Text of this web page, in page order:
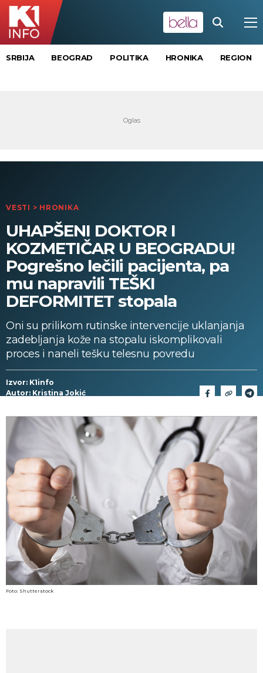
SRBIJA BEOGRAD POLITIKA HRONIKA REGION
VESTI > HRONIKA
UHAPŠENI DOKTOR I
KOZMETIČAR U BEOGRADU!
Pogrešno lečili pacijenta, pa
mu napravili TEŠKI
DEFORMITET stopala
Oni su prilikom rutinske intervencije uklanjanja
zadebljanja kože na stopalu iskomplikovali
proces i naneli tešku telesnu povredu
Izvor: K1info
Autor: Kristina Jokić
Foto: Shutterstock